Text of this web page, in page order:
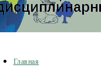
Главная